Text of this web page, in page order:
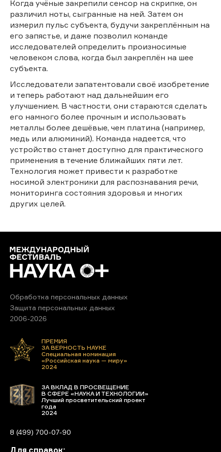
Когда учёные закрепили сенсор на скрипке, он
различил ноты, сыгранные на ней. Затем он
измерил пульс субъекта, будучи закреплённым на
его запястье, и даже позволил команде
исследователей определить произносимые
человеком слова, когда был закреплён на шее
субъекта.
Исследователи запатентовали своё изобретение
и теперь работают над дальнейшим его
улучшением. В частности, они стараются сделать
его намного более прочным и использовать
металлы более дешёвые, чем платина (например,
медь или алюминий). Команда надеется, что
устройство станет доступно для практического
применения в течение ближайших пяти лет.
Технология может привести к разработке
носимой электроники для распознавания речи,
мониторинга состояния здоровья и многих
других целей.
Обработка персональных данных
Защита персональных данных
2006-2026
ПРЕМИЯ
ЗА ВЕРНОСТЬ НАУКЕ
Специальная номинация
«Российская наука — миру»
2024
ЗА ВКЛАД В ПРОСВЕЩЕНИЕ
В СФЕРЕ «НАУКА И ТЕХНОЛОГИИ»
Лучший просветительский проект
года
2024
8 (499) 700-07-90
Для справок: